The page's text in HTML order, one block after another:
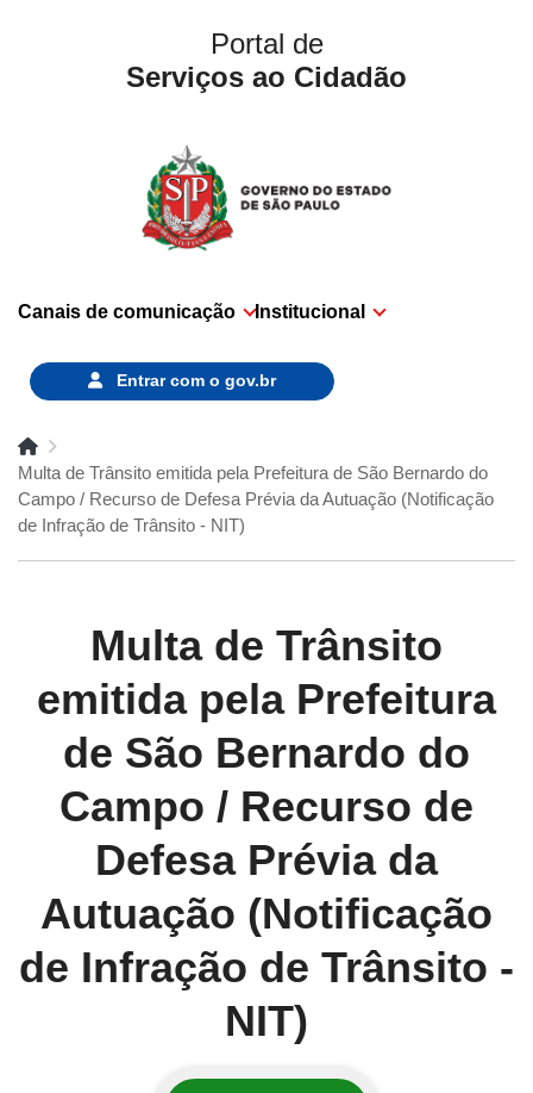
Portal de
Serviços ao Cidadão
Canais de comunicação Institucional
Entrar com o gov.br
Multa de Trânsito emitida pela Prefeitura de São Bernardo do
Campo / Recurso de Defesa Prévia da Autuação (Notificação
de Infração de Trânsito - NIT)
Multa de Trânsito
emitida pela Prefeitura
de São Bernardo do
Campo / Recurso de
Defesa Prévia da
Autuação (Notificação
de Infração de Trânsito -
NIT)